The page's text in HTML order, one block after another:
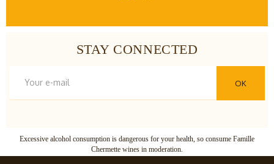
STAY CONNECTED
OK
Excessive alcohol consumption is dangerous for your health, so consume Famille
Chermette wines in moderation.